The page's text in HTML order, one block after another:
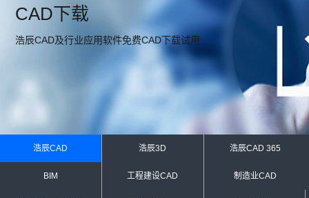
CAD下载
浩辰CAD及行业应用软件免费CAD下载试用
浩辰CAD 浩辰3D 浩辰CAD 365
BIM 工程建设CAD 制造业CAD